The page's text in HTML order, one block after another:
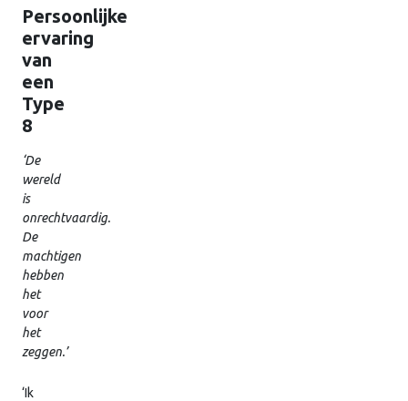
Persoonlijke
ervaring
van
een
Type
8
‘De
wereld
is
onrechtvaardig.
De
machtigen
hebben
het
voor
het
zeggen.’
‘Ik